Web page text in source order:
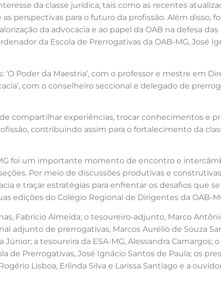
da classe jurídica, tais como as recentes
perspectivas para o futuro da profissão. Além disso,
da advocacia e ao papel da OAB na defesa das
da Escola de Prerrogativas da OAB-MG, José
Poder da Maestria’, com o professor e mestre em
com o conselheiro seccional e delegado de
compartilhar experiências, trocar conhecimentos e
contribuindo assim para o fortalecimento da
foi um importante momento de encontro e
Por meio de discussões produtivas e
e traçar estratégias para enfrentar os desafios que se
edições do Colégio Regional de Dirigentes da OAB-
Fabrício Almeida; o tesoureiro-adjunto, Marco
adjunto de prerrogativas, Marcos Aurélio de Souza
a tesoureira da ESA-MG, Alessandra Camargos;
de Prerrogativas, José Ignácio Santos de Paula; os
Lisboa, Erlinda Silva e Larissa Santiago e a